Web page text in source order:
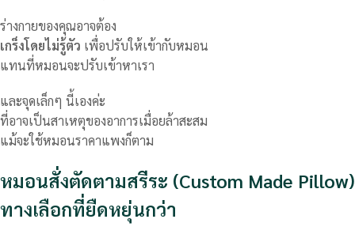
ร่างกายของคุณอาจต้อง
เกร็งโดยไม่รู้ตัว เพื่อปรับให้เข้ากับหมอน
แทนที่หมอนจะปรับเข้าหาเรา
และจุดเล็กๆ นี้เองค่ะ
ที่อาจเป็นสาเหตุของอาการเมื่อยล้าสะสม
แม้จะใช้หมอนราคาแพงก็ตาม
หมอนสั่งตัดตามสรีระ (Custom Made Pillow)
ทางเลือกที่ยืดหยุ่นกว่า